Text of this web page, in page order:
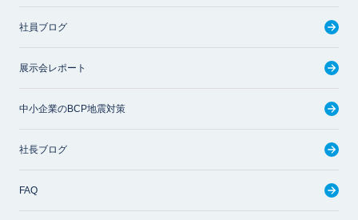
社員ブログ
展示会レポート
中小企業のBCP地震対策
社長ブログ
FAQ